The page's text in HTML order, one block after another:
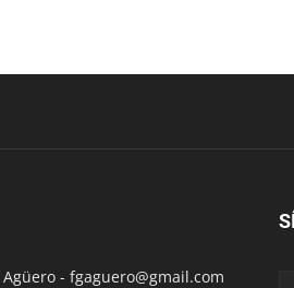
- fgaguero@gmail.com